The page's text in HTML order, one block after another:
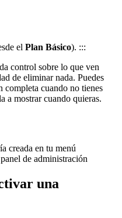
el Plan Básico). :::
control sobre lo que ven
de eliminar nada. Puedes
completa cuando no tienes
a mostrar cuando quieras.
creada en tu menú
de administración
una